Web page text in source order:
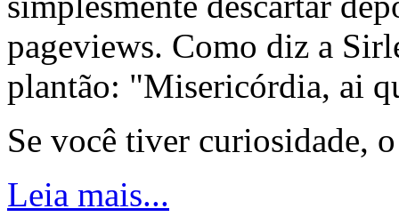
pageviews. Como diz a
plantão: "Misericórdia, ai
Se você tiver curiosidade,
Leia mais...